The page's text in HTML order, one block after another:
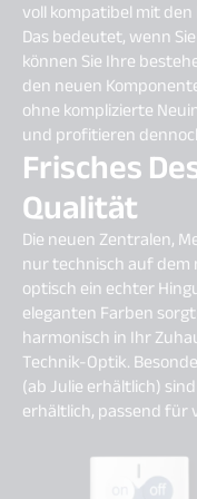
voll kompatibel mit
Das bedeutet, wenn
können Sie Ihre
den neuen
ohne komplizierte
und profitieren
Frisches
Qualität
Die neuen Zentralen,
nur technisch auf
optisch ein echter
eleganten Farben
harmonisch in Ihr
Technik-Optik.
(ab Julie erhältlich)
erhältlich, passend für